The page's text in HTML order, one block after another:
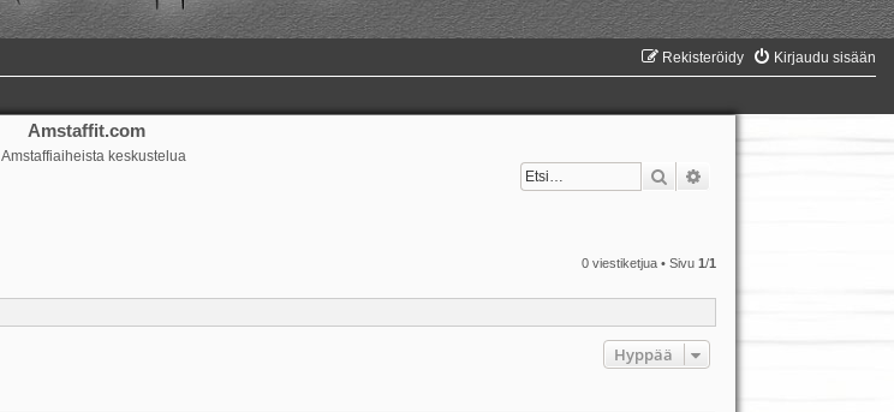
Kirjaudu sisään
Rekisteröidy
Amstaffit.com
Amstaffiaiheista keskustelua
Etsi
0 viestiketjua • Sivu1/1
Hyppää